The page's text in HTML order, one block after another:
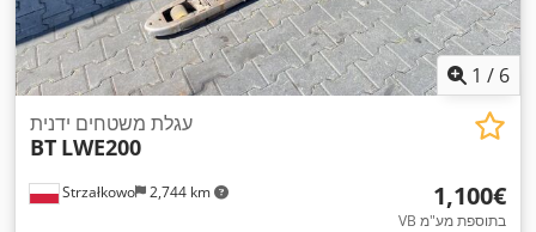
1 / 6
Strzałkowo 2,744 km
עגלת משטחים ידנית
BT LWE200
‏1,100 ‏€
VB בתוספת מע"מ